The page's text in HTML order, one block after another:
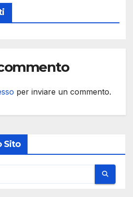
per inviare un commento.
Sito